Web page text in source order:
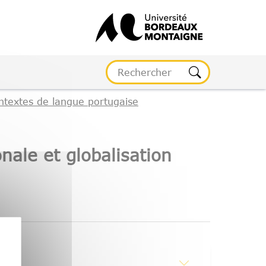
de langue portugaise
et globalisation